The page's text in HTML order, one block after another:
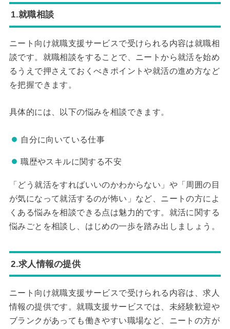
1.就職相談
ニート向け就職支援サービスで受けられる内容は就職相
談です。就職相談をすることで、ニートから就活を始め
るうえで押さえておくべきポイントや就活の進め方など
を把握できます。
具体的には、以下の悩みを相談できます。
自分に向いている仕事
職歴やスキルに関する不安
「どう就活をすればいいのかわからない」や「周囲の目
が気になって就活するのが怖い」など、ニートの方によ
くある悩みを相談できる点は魅力的です。就活に関する
悩みごとを相談し、はじめの一歩を踏み出しましょう。
2.求人情報の提供
ニート向け就職支援サービスで受けられる内容は、求人
情報の提供です。就職支援サービスでは、未経験歓迎や
ブランクがあっても働きやすい職場など、ニートの方が